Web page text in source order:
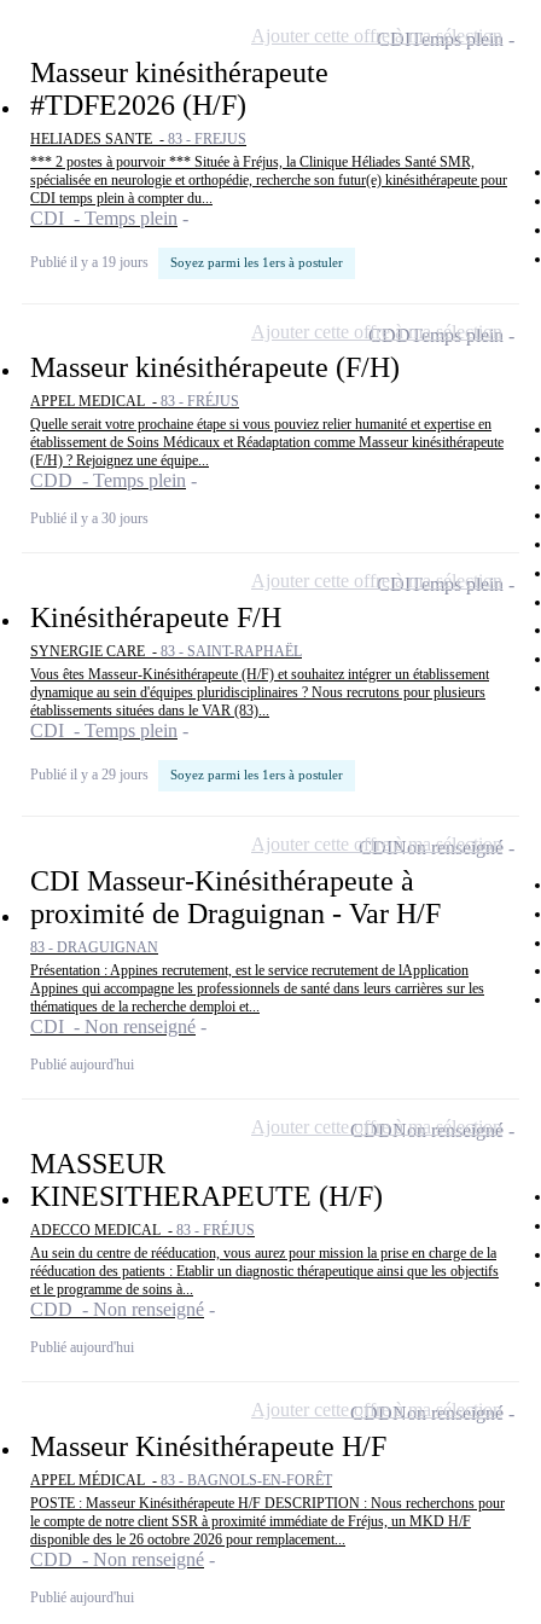
Masseur kinésithérapeute
#TDFE2026 (H/F)
HELIADES SANTE - 83 - FREJUS
*** 2 postes à pourvoir *** Située à Fréjus, la Clinique Héliades Santé SMR,
spécialisée en neurologie et orthopédie, recherche son futur(e) kinésithérapeute pour
CDI temps plein à compter du...
CDI - Temps plein
Publié il y a 19 jours Soyez parmi les 1ers à postuler
CDITemps plein
Ajouter cette offre à ma sélection
Masseur kinésithérapeute (F/H)
APPEL MEDICAL - 83 - FRÉJUS
Quelle serait votre prochaine étape si vous pouviez relier humanité et expertise en
établissement de Soins Médicaux et Réadaptation comme Masseur kinésithérapeute
(F/H) ? Rejoignez une équipe...
CDD - Temps plein
Publié il y a 30 jours
CDDTemps plein
Ajouter cette offre à ma sélection
Kinésithérapeute F/H
SYNERGIE CARE - 83 - SAINT-RAPHAËL
Vous êtes Masseur-Kinésithérapeute (H/F) et souhaitez intégrer un établissement
dynamique au sein d'équipes pluridisciplinaires ? Nous recrutons pour plusieurs
établissements situées dans le VAR (83)...
CDI - Temps plein
Publié il y a 29 jours Soyez parmi les 1ers à postuler
CDITemps plein
Ajouter cette offre à ma sélection
CDI Masseur-Kinésithérapeute à
proximité de Draguignan - Var H/F
83 - DRAGUIGNAN
Présentation : Appines recrutement, est le service recrutement de lApplication
Appines qui accompagne les professionnels de santé dans leurs carrières sur les
thématiques de la recherche demploi et...
CDI - Non renseigné
Publié aujourd'hui
CDINon renseigné
Ajouter cette offre à ma sélection
MASSEUR
KINESITHERAPEUTE (H/F)
ADECCO MEDICAL - 83 - FRÉJUS
Au sein du centre de rééducation, vous aurez pour mission la prise en charge de la
rééducation des patients : Etablir un diagnostic thérapeutique ainsi que les objectifs
et le programme de soins à...
CDD - Non renseigné
Publié aujourd'hui
CDDNon renseigné
Ajouter cette offre à ma sélection
Masseur Kinésithérapeute H/F
APPEL MÉDICAL - 83 - BAGNOLS-EN-FORÊT
POSTE : Masseur Kinésithérapeute H/F DESCRIPTION : Nous recherchons pour
le compte de notre client SSR à proximité immédiate de Fréjus, un MKD H/F
disponible des le 26 octobre 2026 pour remplacement...
CDD - Non renseigné
Publié aujourd'hui
CDDNon renseigné
Ajouter cette offre à ma sélection